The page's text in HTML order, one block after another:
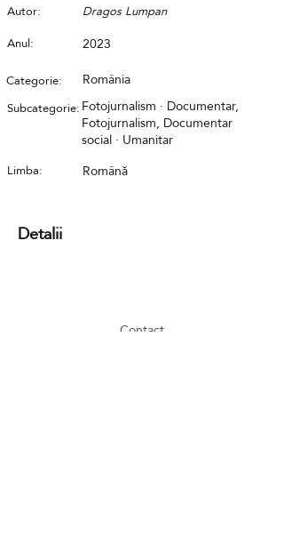
Autor:
Dragos Lumpan
Anul:
2023
Categorie: România
Subcategorie: Fotojurnalism · Documentar,
Fotojurnalism, Documentar
social · Umanitar
Limba: Română
Detalii
Contact